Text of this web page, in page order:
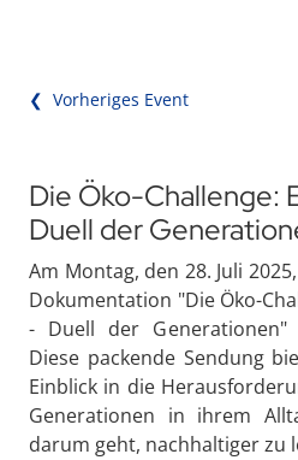
❮ Vorheriges Event
Die Öko-Challenge:
Duell der
Am Montag, den 28. Juli
Dokumentation "Die Öko-
- Duell der Generationen"
Diese packende Sendung
Einblick in die
Generationen in ihrem
darum geht, nachhaltiger zu